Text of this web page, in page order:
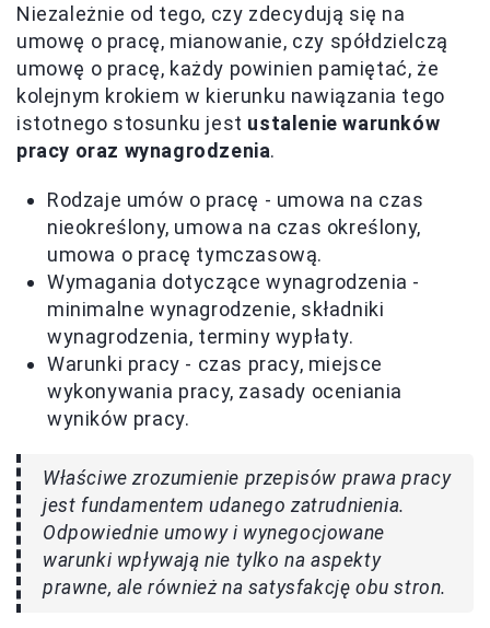
Niezależnie od tego, czy zdecydują się na
umowę o pracę, mianowanie, czy spółdzielczą
umowę o pracę, każdy powinien pamiętać, że
kolejnym krokiem w kierunku nawiązania tego
istotnego stosunku jest ustalenie warunków
pracy oraz wynagrodzenia.
Rodzaje umów o pracę - umowa na czas
nieokreślony, umowa na czas określony,
umowa o pracę tymczasową.
Wymagania dotyczące wynagrodzenia -
minimalne wynagrodzenie, składniki
wynagrodzenia, terminy wypłaty.
Warunki pracy - czas pracy, miejsce
wykonywania pracy, zasady oceniania
wyników pracy.
Właściwe zrozumienie przepisów prawa pracy
jest fundamentem udanego zatrudnienia.
Odpowiednie umowy i wynegocjowane
warunki wpływają nie tylko na aspekty
prawne, ale również na satysfakcję obu stron.